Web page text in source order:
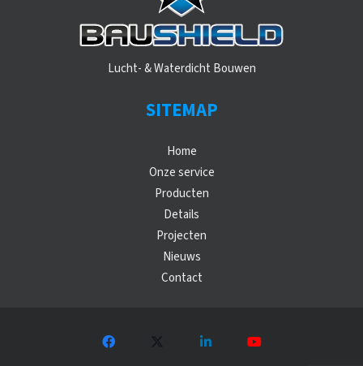
Lucht- & Waterdicht Bouwen
SITEMAP
Home
Onze service
Producten
Details
Projecten
Nieuws
Contact